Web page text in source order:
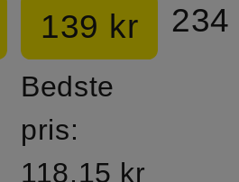
139 kr
Bedste
pris:
118,15 kr
234